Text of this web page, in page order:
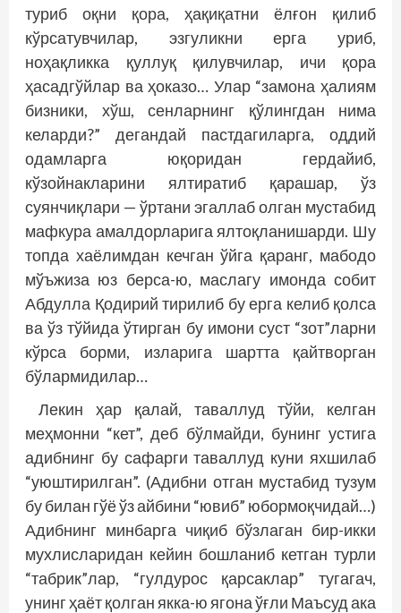
туриб оқни қора, ҳақиқатни ёлғон қилиб
кўрсатувчилар, эзгуликни ерга уриб,
ноҳақликка қуллуқ қилувчилар, ичи қора
ҳасадгўйлар ва ҳоказо… Улар “замона ҳалиям
бизники, хўш, сенларнинг қўлингдан нима
келарди?” дегандай пастдагиларга, оддий
одамларга юқоридан герда­йиб,
кўзойнакларини ялтиратиб қарашар, ўз
суянчиқлари — ўртани эгаллаб олган мустабид
мафкура амалдорларига ялтоқланишарди. Шу
топда хаёлимдан кечган ўйга қаранг, мабодо
мўъжиза юз берса-ю, маслагу имонда собит
Абдулла Қодирий тирилиб бу ерга келиб қолса
ва ўз тўйида ўтирган бу имони суст “зот”ларни
кўрса борми, изларига шартта қайтворган
бўлармидилар…
Лекин ҳар қалай, таваллуд тўйи, келган
меҳмонни “кет”, деб бўлмайди, бунинг устига
адибнинг бу сафарги таваллуд куни яхшилаб
“уюштирилган”. (Адибни отган мустабид тузум
бу билан гўё ўз айбини “ювиб” юбормоқчидай…)
Адибнинг минбарга чиқиб бўзлаган бир-икки
мухлисларидан кейин бошланиб кетган турли
“табрик”лар, “гулдурос қарсаклар” тугагач,
унинг ҳаёт қолган якка-ю ягона ўғли Маъсуд ака